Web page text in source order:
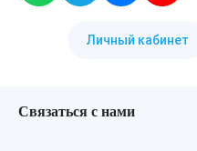
Личный кабинет
Связаться с нами